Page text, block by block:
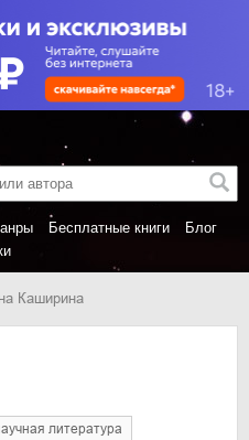
Бесплатные книги
Блог
Каширина
литература